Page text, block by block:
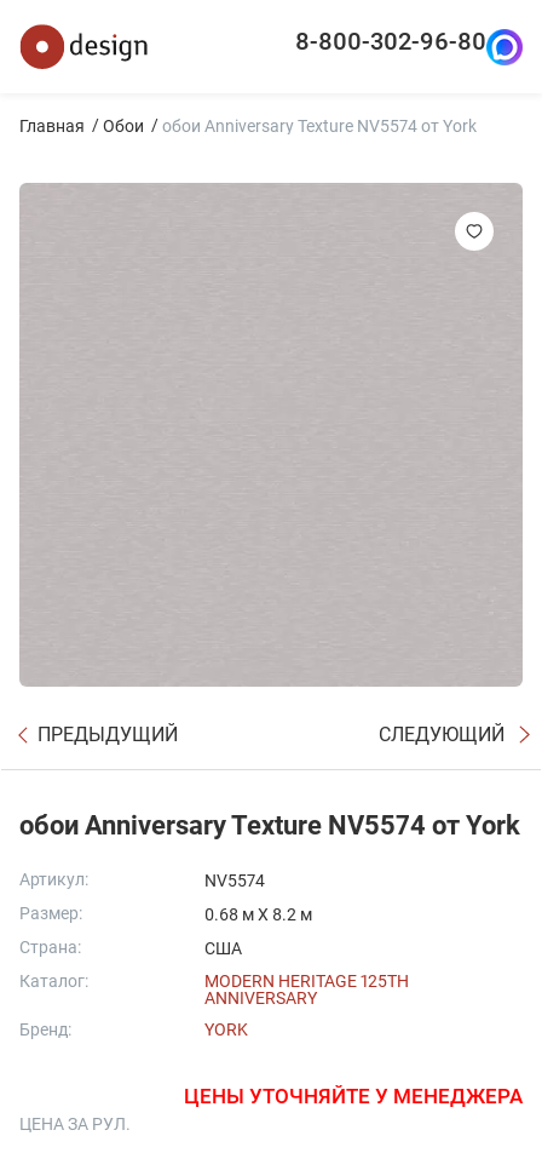
8-800-302-96-80
Главная Обои обои Anniversary Texture NV5574 от York
ПРЕДЫДУЩИЙ СЛЕДУЮЩИЙ
обои Anniversary Texture NV5574 от York
Артикул:
NV5574
Размер:
0.68 м X 8.2 м
Страна:
США
Каталог:
MODERN HERITAGE 125TH
ANNIVERSARY
Бренд:
YORK
ЦЕНЫ УТОЧНЯЙТЕ У МЕНЕДЖЕРА
ЦЕНА ЗА РУЛ.